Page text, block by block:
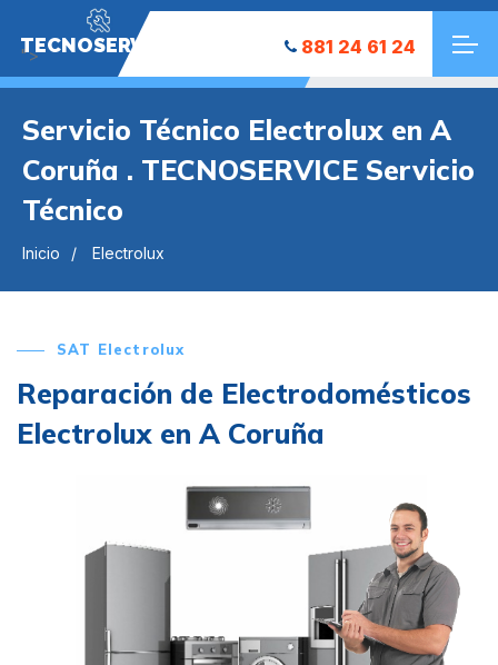
TECNOSERVICE
"> 881 24 61 24
Servicio Técnico Electrolux en A
Coruña . TECNOSERVICE Servicio
Técnico
Inicio Electrolux
SAT Electrolux
Reparación de Electrodomésticos
Electrolux en A Coruña